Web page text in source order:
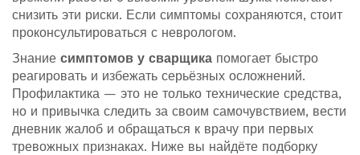
снизить эти риски. Если симптомы сохраняются, стоит
проконсультироваться с неврологом.
Знание симптомов у сварщика помогает быстро
реагировать и избежать серьёзных осложнений.
Профилактика — это не только технические средства,
но и привычка следить за своим самочувствием, вести
дневник жалоб и обращаться к врачу при первых
тревожных признаках. Ниже вы найдёте подборку